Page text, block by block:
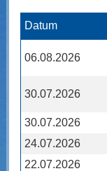
Datum
06.08.2026
30.07.2026
30.07.2026
24.07.2026
22.07.2026